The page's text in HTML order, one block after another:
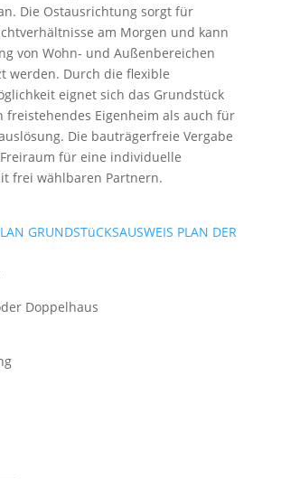
Die Ostausrichtung sorgt für
am Morgen und kann
von Wohn- und Außenbereichen
werden. Durch die flexible
eignet sich das Grundstück
freistehendes Eigenheim als auch für
Die bauträgerfreie Vergabe
für eine individuelle
frei wählbaren Partnern.
GRUNDSTüCKSAUSWEIS PLAN DER
Doppelhaus